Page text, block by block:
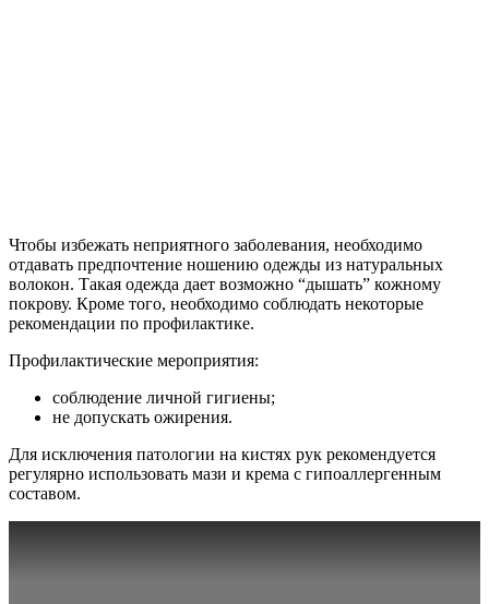
Чтобы избежать неприятного заболевания, необходимо
отдавать предпочтение ношению одежды из натуральных
волокон. Такая одежда дает возможно “дышать” кожному
покрову. Кроме того, необходимо соблюдать некоторые
рекомендации по профилактике.
Профилактические мероприятия:
соблюдение личной гигиены;
не допускать ожирения.
Для исключения патологии на кистях рук рекомендуется
регулярно использовать мази и крема с гипоаллергенным
составом.